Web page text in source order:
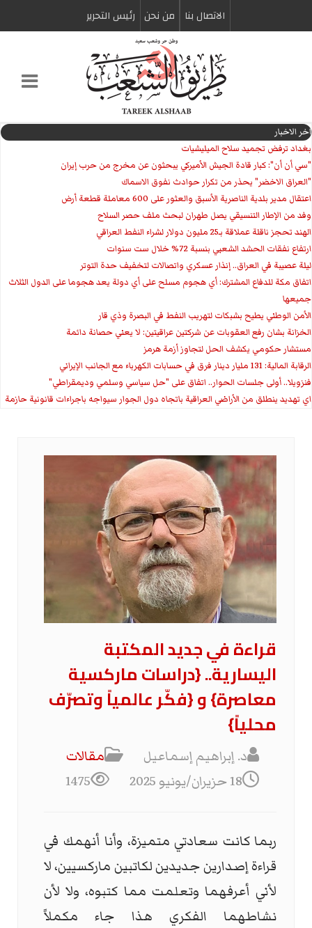
الاتصال بنا من نحن رئیس التحریر
اخر الاخبار
بغداد ترفض تجميد سلاح الميليشيات
"سي أن أن": كبار قادة الجيش الأميركي يبحثون عن مخرج من حرب إيران
"العراق الاخضر" يحذر من تكرار حوادث نفوق الاسماك
اعتقال مدير بلدية الناصرية الأسبق والعثور على 600 معاملة قطعة أرض
وفد من الإطار التنسيقي يصل طهران لبحث ملف حصر السلاح
الهند تحجز ناقلة عملاقة بـ25 مليون دولار لشراء النفط العراقي
ارتفاع نفقات الحشد الشعبي بنسبة 72% خلال ست سنوات
ليلة عصيبة في العراق.. إنذار عسكري واتصالات لتخفيف حدة التوتر
‏اتفاق مكة للدفاع المشترك: أي هجوم مسلح على أي دولة يعد هجوما على الدول الثلاث
جميعها
الأمن الوطني يطيح بشبكات لتهريب النفط في البصرة وذي قار
الخزانة بشان رفع العقوبات عن شركتين عراقيتين: لا يعني حصانة دائمة
مستشار حكومي يكشف الحل لتجاوز أزمة هرمز
الرقابة المالية: 131 مليار دينار فرق في حسابات الكهرباء مع الجانب الإيراني
فنزويلا.. أولى جلسات الحوار.. اتفاق على "حل سياسي وسلمي وديمقراطي"
اي تهديد ينطلق من الأراضي العراقية باتجاه دول الجوار سيواجه باجراءات قانونية حازمة
قراءة في جديد المكتبة
اليسارية.. {دراسات ماركسية
معاصرة} و {فكّر عالمياً وتصرّف
محلياً}
د. إبراهيم إسماعيل
مقالات
18 حزيران/يونيو 2025
1475
ربما كانت سعادتي متميزة، وأنا أنهمك في
قراءة إصدارين جديدين لكاتبين ماركسيين، لا
لأني أعرفهما وتعلمت مما كتبوه، ولا لأن
نشاطهما الفكري هذا جاء مكملاً